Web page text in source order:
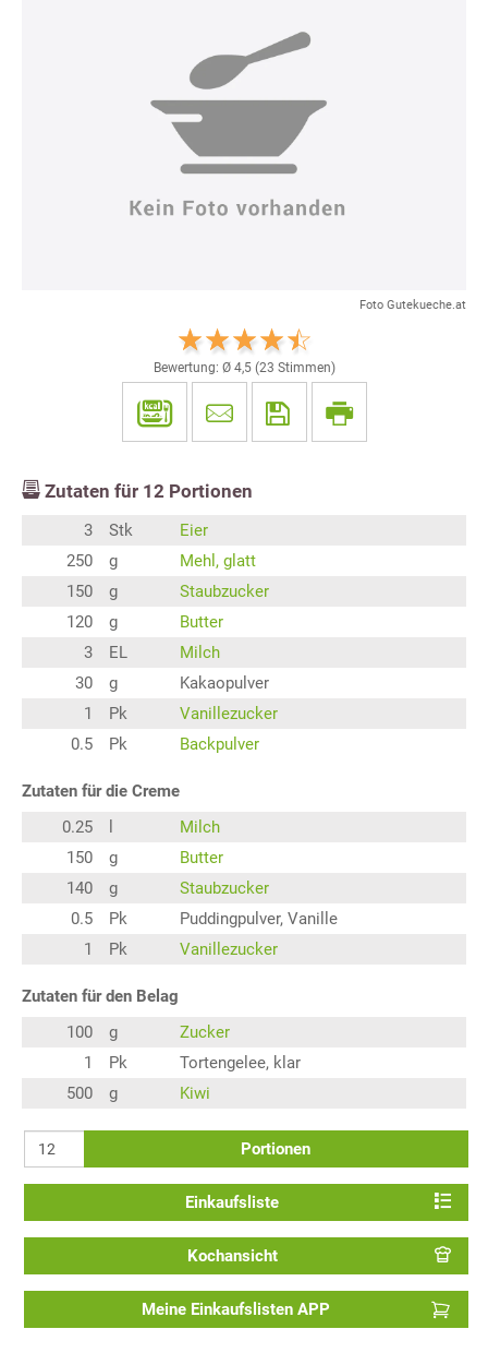
Foto Gutekueche.at
Bewertung: Ø 4,5(23 Stimmen)
Zutaten für 12 Portionen
3 Stk
Eier
250
g
Mehl, glatt
150
g
Staubzucker
120
g
Butter
3
EL
Milch
30
g
Kakaopulver
1
Pk
Vanillezucker
0.5
Pk Backpulver
Zutaten für die Creme
0.25
Milch
150
g
Butter
140
g
Staubzucker
0.5
Pk
Puddingpulver, Vanille
1
Pk Vanillezucker
Zutaten für den Belag
100
g
Zucker
1
Pk
Tortengelee, klar
500
g Kiwi
Portionen
Einkaufsliste
Kochansicht
Meine Einkaufslisten APP